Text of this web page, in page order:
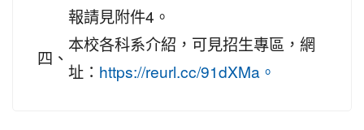
報請見附件4。
四、
本校各科系介紹，可見招生專區，網
址： https://reurl.cc/91dXMa。